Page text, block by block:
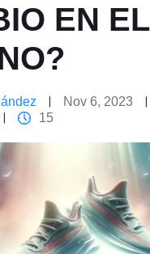
EN EL
Nov 6, 2023
15